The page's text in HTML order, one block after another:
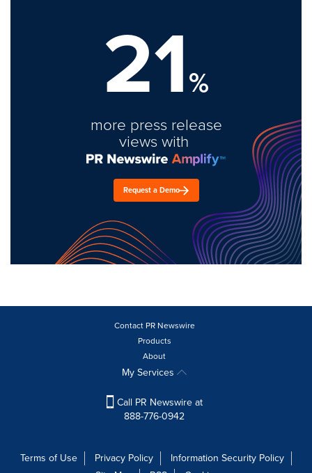
21%
more press release
views with
Request a Demo
Contact PR Newswire
Products
About
My Services
Call PR Newswire at
888-776-0942
Terms of Use Privacy Policy
Information Security Policy